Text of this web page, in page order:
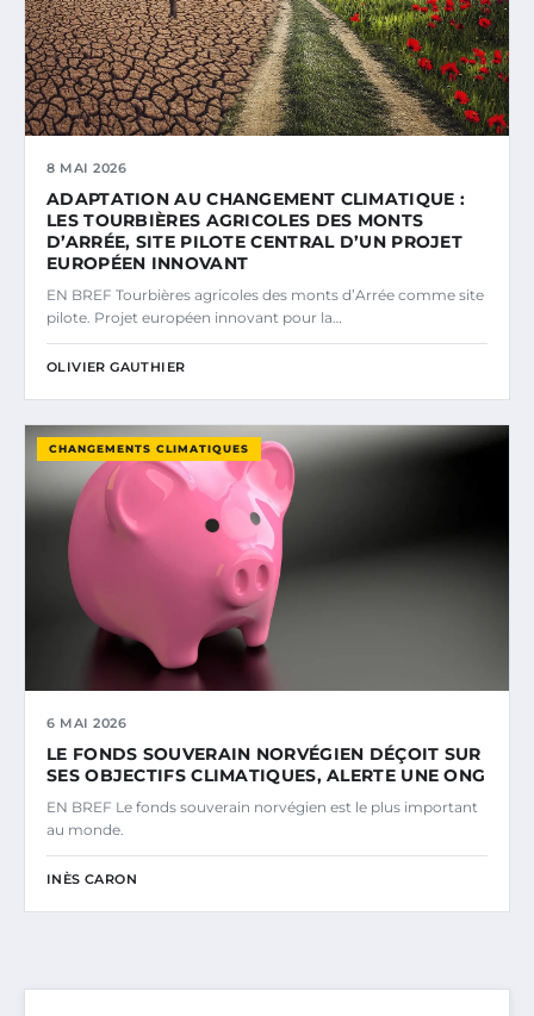
8 MAI 2026
ADAPTATION AU CHANGEMENT CLIMATIQUE :
LES TOURBIÈRES AGRICOLES DES MONTS
D’ARRÉE, SITE PILOTE CENTRAL D’UN PROJET
EUROPÉEN INNOVANT
EN BREF Tourbières agricoles des monts d’Arrée comme site
pilote. Projet européen innovant pour la…
OLIVIER GAUTHIER
CHANGEMENTS CLIMATIQUES
6 MAI 2026
LE FONDS SOUVERAIN NORVÉGIEN DÉÇOIT SUR
SES OBJECTIFS CLIMATIQUES, ALERTE UNE ONG
EN BREF Le fonds souverain norvégien est le plus important
au monde.
INÈS CARON